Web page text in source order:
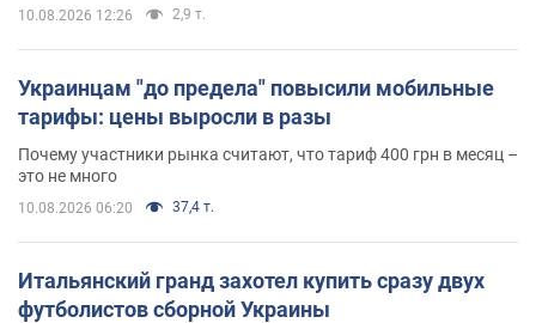
10.08.2026 12:26 2,9 т.
Украинцам "до предела" повысили мобильные
тарифы: цены выросли в разы
Почему участники рынка считают, что тариф 400 грн в месяц –
это не много
10.08.2026 06:20 37,4 т.
Итальянский гранд захотел купить сразу двух
футболистов сборной Украины